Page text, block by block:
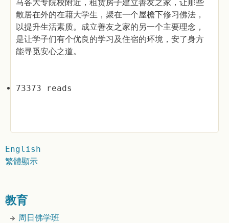
马各大专院校附近，租赁房子建立善友之家，让那些
散居在外的在藉大学生，聚在一个屋檐下修习佛法，
以提升生活素质。成立善友之家的另一个主要理念，
是让学子们有个优良的学习及住宿的环境，安了身方
能寻觅安心之道。
73373 reads
English
繁體顯示
教育
周日佛学班